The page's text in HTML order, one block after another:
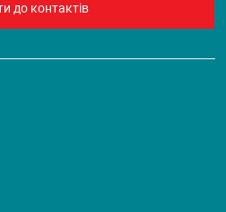
до контактів